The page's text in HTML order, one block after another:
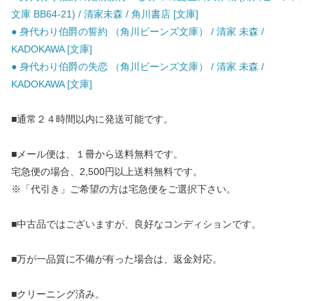
文庫 BB64-21) / 清家未森 / 角川書店 [文庫]
● 身代わり伯爵の誓約 （角川ビーンズ文庫） / 清家 未森 /
KADOKAWA [文庫]
● 身代わり伯爵の失恋 （角川ビーンズ文庫） / 清家 未森 /
KADOKAWA [文庫]
■通常２４時間以内に発送可能です。
■メール便は、１冊から送料無料です。
宅急便の場合、2,500円以上送料無料です。
※「代引き」ご希望の方は宅急便をご選択下さい。
■中古品ではございますが、良好なコンディションです。
■万が一品質に不備が有った場合は、返金対応。
■クリーニング済み。